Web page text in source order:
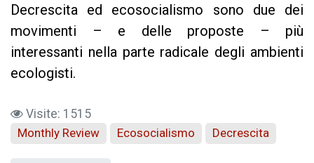
Decrescita ed ecosocialismo sono due dei
movimenti – e delle proposte – più
interessanti nella parte radicale degli ambienti
ecologisti.
Visite: 1515
Monthly Review
Ecosocialismo Decrescita